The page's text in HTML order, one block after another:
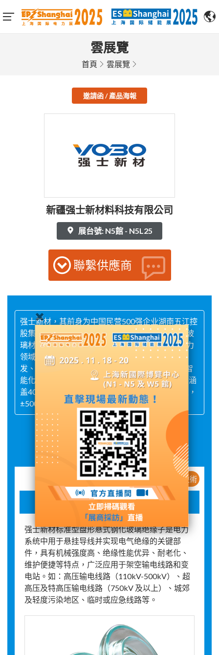
雲展覽
首頁 雲展覽
邀請函 / 產品海報
新疆强士新材料科技有限公司
展台號: N5館 - N5L25
聯繫供應商
强士新材，其前身为中国民营500强企业湖南五江控
股集团旗下公司，自2001年成立以来一直专注于玻
璃材料的研发与生产，2024年正式转型为一家电力
领域新材料企业，专业从事钢化玻璃绝缘子的研
发、生产及销售。公司已投资1.5亿元建设10000智
能化生产基地，年产3万吨钢化玻璃绝缘子产品，涵
盖40-850kN全系列型号，适用于10-1100kV交流，
±500- ±1100kV直流输电线路全电压等级。
展品詳情
新産品 / 新技術
标准型盘形悬式钢化玻璃绝缘子
强士新材标准型盘形悬式钢化玻璃绝缘子是电力
系统中用于悬挂导线并实现电气绝缘的关键部
件，具有机械强度高、绝缘性能优异、耐老化、
维护便捷等特点，广泛应用于架空输电线路和变
电站。如：高压输电线路（110kV-500kV）、超
高压及特高压输电线路（750kV 及以上）、城郊
及轻度污染地区、临时或应急线路等。